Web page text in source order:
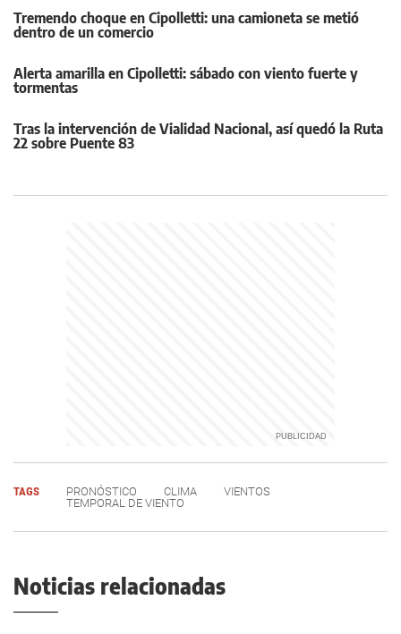
Tremendo choque en Cipolletti: una camioneta se metió
dentro de un comercio
Alerta amarilla en Cipolletti: sábado con viento fuerte y
tormentas
Tras la intervención de Vialidad Nacional, así quedó la Ruta
22 sobre Puente 83
TAGS PRONÓSTICO CLIMA
VIENTOS
TEMPORAL DE VIENTO
Noticias relacionadas